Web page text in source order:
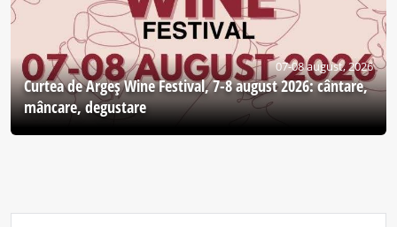
07-08 august, 2026
Curtea de Argeş Wine Festival, 7-8 august 2026: cântare,
mâncare, degustare